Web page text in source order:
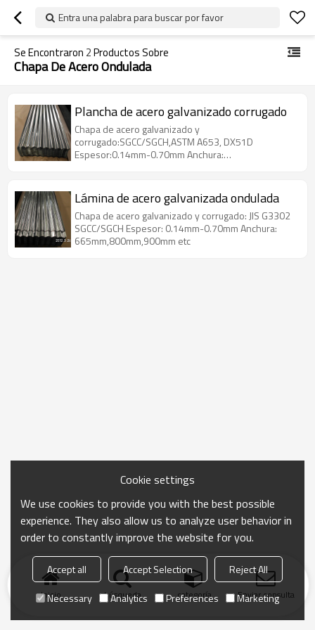
Entra una palabra para buscar por favor
Se Encontraron 2Productos Sobre
Chapa De Acero Ondulada
Plancha de acero galvanizado corrugado
Chapa de acero galvanizado y
corrugado:SGCC/SGCH,ASTM A653, DX51D
Espesor:0.14mm-0.70mm Anchura:
Lámina de acero galvanizada ondulada
Chapa de acero galvanizado y corrugado: JIS G3302
SGCC/SGCH Espesor: 0.14mm-0.70mm Anchura:
665mm,800mm,900mm etc
Inicio búsqueda categoría Enviar consulta
Cookie settings
We use cookies to provide you with the best possible
experience. They also allow us to analyze user behavior in
order to constantly improve the website for you.
Accept all Accept Selection
Reject All
Necessary
Analytics Preferences Marketing